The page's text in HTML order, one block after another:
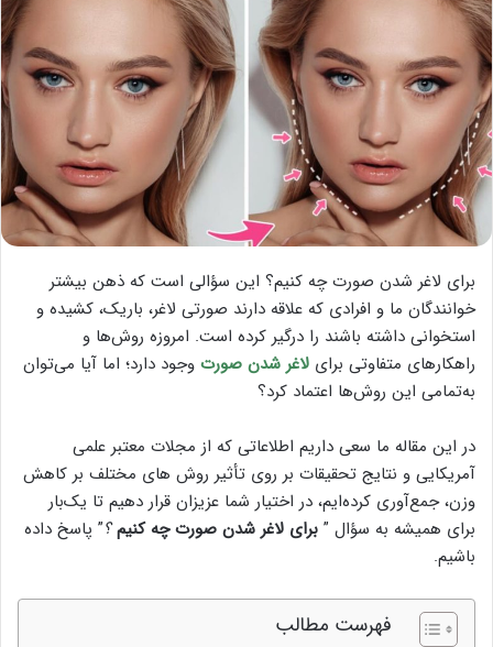
برای لاغر شدن صورت چه کنیم؟ این سؤالی است که ذهن بیشتر
خوانندگان ما و افرادی که علاقه دارند صورتی لاغر، باریک، کشیده و
استخوانی داشته باشند را درگیر کرده است. امروزه روش‌ها و
راهکارهای متفاوتی برای لاغر شدن صورت وجود دارد؛ اما آیا می‌توان
به‌تمامی این روش‌ها اعتماد کرد؟
در این مقاله ما سعی داریم اطلاعاتی که از مجلات معتبر علمی
آمریکایی و نتایج تحقیقات بر روی تأثیر روش های مختلف بر کاهش
وزن، جمع‌آوری کرده‌ایم، در اختیار شما عزیزان قرار دهیم تا یک‌بار
برای همیشه به سؤال ” برای لاغر شدن صورت چه کنیم؟” پاسخ داده
باشیم.
فهرست مطالب